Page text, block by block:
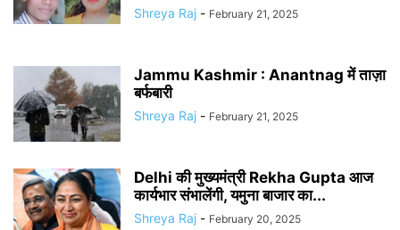
Shreya Raj - February 21, 2025
Jammu Kashmir : Anantnag में ताज़ा
बर्फबारी
Shreya Raj - February 21, 2025
Delhi की मुख्यमंत्री Rekha Gupta आज
कार्यभार संभालेंगी, यमुना बाजार का...
Shreya Raj - February 20, 2025